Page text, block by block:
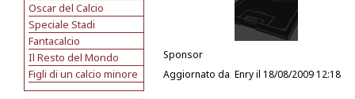
Oscar del Calcio
Speciale Stadi
Fantacalcio
Il Resto del Mondo
Figli di un calcio minore
Sponsor
Aggiornato da Enryil 18/08/2009 12:18